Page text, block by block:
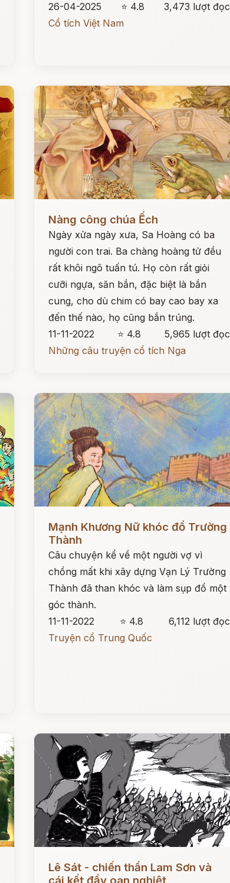
26-04-2025
⭐ 4.8
3,473 lượt đọc
Cổ tích Việt Nam
Nàng công chúa Ếch
Ngày xửa ngày xưa, Sa Hoàng có ba
người con trai. Ba chàng hoàng tử đều
rất khôi ngô tuấn tú. Họ còn rất giỏi
cưỡi ngựa, săn bắn, đặc biệt là bắn
cung, cho dù chim có bay cao bay xa
đến thế nào, họ cũng bắn trúng.
11-11-2022
⭐ 4.8
5,965 lượt đọc
Những câu truyện cổ tích Nga
Mạnh Khương Nữ khóc đổ Trường
Thành
Câu chuyện kể về một người vợ vì
chồng mất khi xây dựng Vạn Lý Trường
Thành đã than khóc và làm sụp đổ một
góc thành.
11-11-2022
⭐ 4.8
6,112 lượt đọc
Truyện cổ Trung Quốc
Lê Sát - chiến thần Lam Sơn và